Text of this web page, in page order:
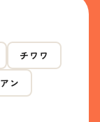
チワワ
ン